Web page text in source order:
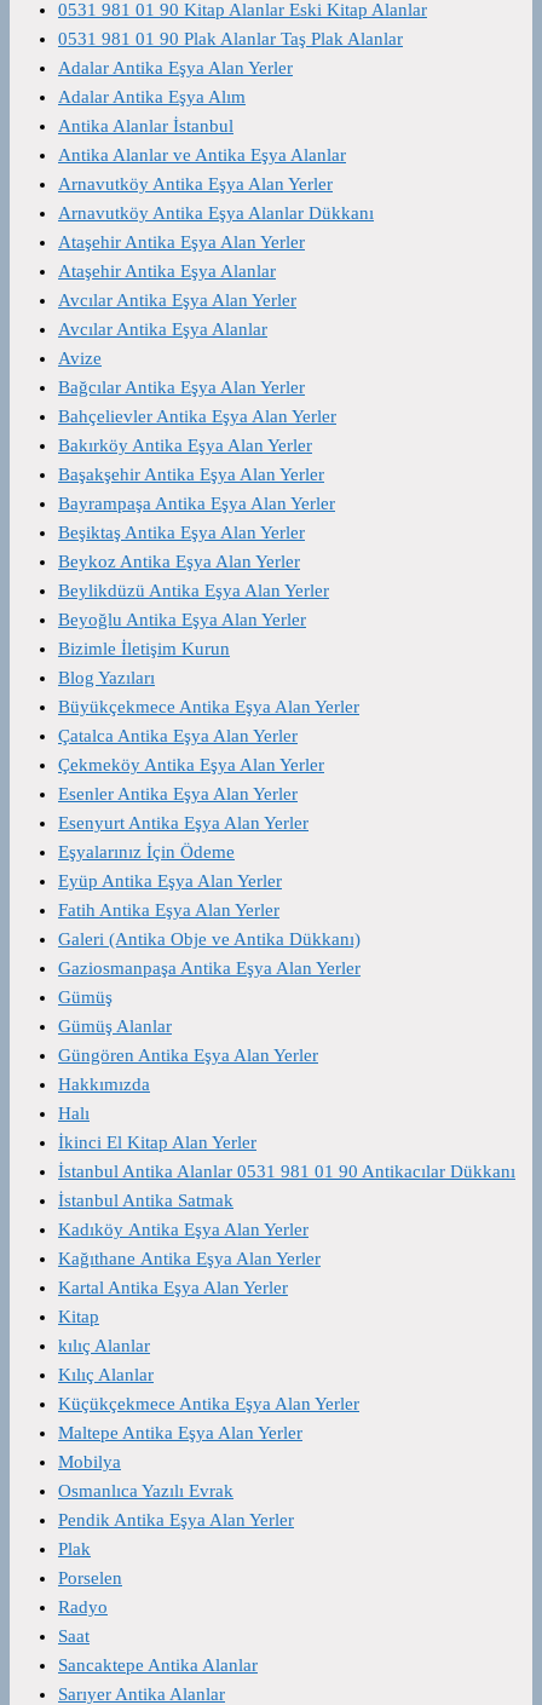
0531 981 01 90 Kitap Alanlar Eski Kitap Alanlar
0531 981 01 90 Plak Alanlar Taş Plak Alanlar
Adalar Antika Eşya Alan Yerler
Adalar Antika Eşya Alım
Antika Alanlar İstanbul
Antika Alanlar ve Antika Eşya Alanlar
Arnavutköy Antika Eşya Alan Yerler
Arnavutköy Antika Eşya Alanlar Dükkanı
Ataşehir Antika Eşya Alan Yerler
Ataşehir Antika Eşya Alanlar
Avcılar Antika Eşya Alan Yerler
Avcılar Antika Eşya Alanlar
Avize
Bağcılar Antika Eşya Alan Yerler
Bahçelievler Antika Eşya Alan Yerler
Bakırköy Antika Eşya Alan Yerler
Başakşehir Antika Eşya Alan Yerler
Bayrampaşa Antika Eşya Alan Yerler
Beşiktaş Antika Eşya Alan Yerler
Beykoz Antika Eşya Alan Yerler
Beylikdüzü Antika Eşya Alan Yerler
Beyoğlu Antika Eşya Alan Yerler
Bizimle İletişim Kurun
Blog Yazıları
Büyükçekmece Antika Eşya Alan Yerler
Çatalca Antika Eşya Alan Yerler
Çekmeköy Antika Eşya Alan Yerler
Esenler Antika Eşya Alan Yerler
Esenyurt Antika Eşya Alan Yerler
Eşyalarınız İçin Ödeme
Eyüp Antika Eşya Alan Yerler
Fatih Antika Eşya Alan Yerler
Galeri (Antika Obje ve Antika Dükkanı)
Gaziosmanpaşa Antika Eşya Alan Yerler
Gümüş
Gümüş Alanlar
Güngören Antika Eşya Alan Yerler
Hakkımızda
Halı
İkinci El Kitap Alan Yerler
İstanbul Antika Alanlar 0531 981 01 90 Antikacılar Dükkanı
İstanbul Antika Satmak
Kadıköy Antika Eşya Alan Yerler
Kağıthane Antika Eşya Alan Yerler
Kartal Antika Eşya Alan Yerler
Kitap
kılıç Alanlar
Kılıç Alanlar
Küçükçekmece Antika Eşya Alan Yerler
Maltepe Antika Eşya Alan Yerler
Mobilya
Osmanlıca Yazılı Evrak
Pendik Antika Eşya Alan Yerler
Plak
Porselen
Radyo
Saat
Sancaktepe Antika Alanlar
Sarıyer Antika Alanlar